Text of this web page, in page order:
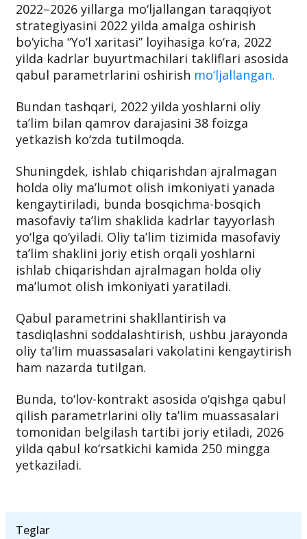
2022–2026 yillarga mo‘ljallangan taraqqiyot
strategiyasini 2022 yilda amalga oshirish
bo‘yicha “Yo‘l xaritasi” loyihasiga ko‘ra, 2022
yilda kadrlar buyurtmachilari takliflari asosida
qabul parametrlarini oshirish mo‘ljallangan.
Bundan tashqari, 2022 yilda yoshlarni oliy
ta’lim bilan qamrov darajasini 38 foizga
yetkazish ko‘zda tutilmoqda.
Shuningdek, ishlab chiqarishdan ajralmagan
holda oliy ma’lumot olish imkoniyati yanada
kengaytiriladi, bunda bosqichma-bosqich
masofaviy ta’lim shaklida kadrlar tayyorlash
yo‘lga qo‘yiladi. Oliy ta’lim tizimida masofaviy
ta’lim shaklini joriy etish orqali yoshlarni
ishlab chiqarishdan ajralmagan holda oliy
ma’lumot olish imkoniyati yaratiladi.
Qabul parametrini shakllantirish va
tasdiqlashni soddalashtirish, ushbu jarayonda
oliy ta’lim muassasalari vakolatini kengaytirish
ham nazarda tutilgan.
Bunda, to‘lov-kontrakt asosida o‘qishga qabul
qilish parametrlarini oliy ta’lim muassasalari
tomonidan belgilash tartibi joriy etiladi, 2026
yilda qabul ko‘rsatkichi kamida 250 mingga
yetkaziladi.
Teglar